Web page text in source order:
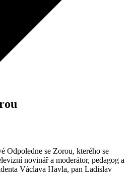
Odpoledne se Zorou, kterého se
novinář a moderátor, pedagog a
Václava Havla, pan Ladislav